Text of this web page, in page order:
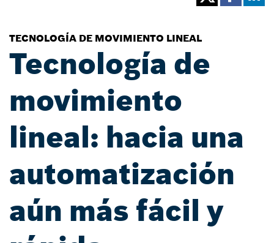
TECNOLOGÍA DE MOVIMIENTO LINEAL
Tecnología de
movimiento
lineal: hacia una
automatización
aún más fácil y